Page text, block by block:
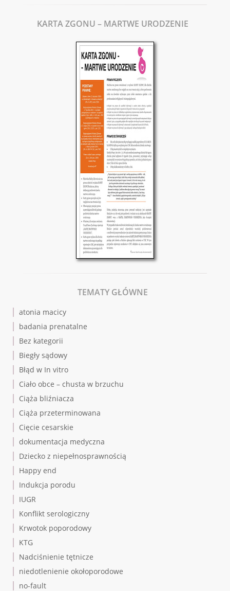
KARTA ZGONU – MARTWE URODZENIE
TEMATY GŁÓWNE
atonia macicy
badania prenatalne
Bez kategorii
Biegły sądowy
Błąd w In vitro
Ciało obce – chusta w brzuchu
Ciąża bliźniacza
Ciąża przeterminowana
Cięcie cesarskie
dokumentacja medyczna
Dziecko z niepełnosprawnością
Happy end
Indukcja porodu
IUGR
Konflikt serologiczny
Krwotok poporodowy
KTG
Nadciśnienie tętnicze
niedotlenienie okołoporodowe
no-fault